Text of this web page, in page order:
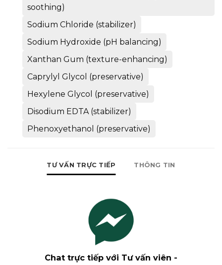
soothing)
Sodium Chloride (stabilizer)
Sodium Hydroxide (pH balancing)
Xanthan Gum (texture-enhancing)
Caprylyl Glycol (preservative)
Hexylene Glycol (preservative)
Disodium EDTA (stabilizer)
Phenoxyethanol (preservative)
TƯ VẤN TRỰC TIẾP THÔNG TIN
Chat trực tiếp với Tư vấn viên -